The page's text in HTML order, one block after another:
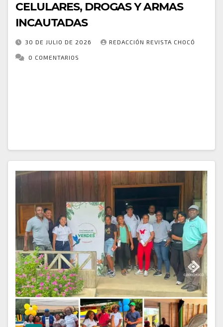
CELULARES, DROGAS Y ARMAS
INCAUTADAS
30 DE JULIO DE 2026 REDACCIÓN REVISTA CHOCÓ
0 COMENTARIOS